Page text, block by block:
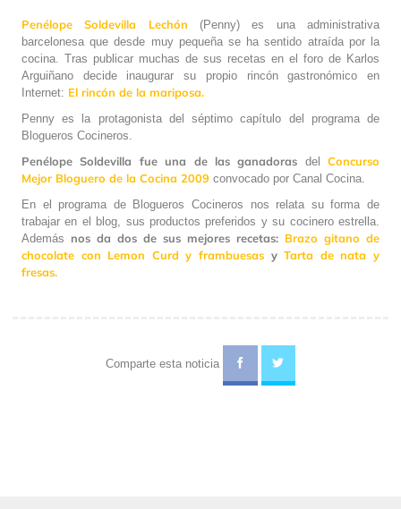
Penélope Soldevilla Lechón (Penny) es una administrativa
barcelonesa que desde muy pequeña se ha sentido atraída por la
cocina. Tras publicar muchas de sus recetas en el foro de Karlos
Arguiñano decide inaugurar su propio rincón gastronómico en
Internet: El rincón de la mariposa.
Penny es la protagonista del séptimo capítulo del programa de
Blogueros Cocineros.
Penélope Soldevilla fue una de las ganadoras del Concurso
Mejor Bloguero de la Cocina 2009 convocado por Canal Cocina.
En el programa de Blogueros Cocineros nos relata su forma de
trabajar en el blog, sus productos preferidos y su cocinero estrella.
Además nos da dos de sus mejores recetas: Brazo gitano de
chocolate con Lemon Curd y frambuesas yTarta de nata y
fresas.
Comparte esta noticia